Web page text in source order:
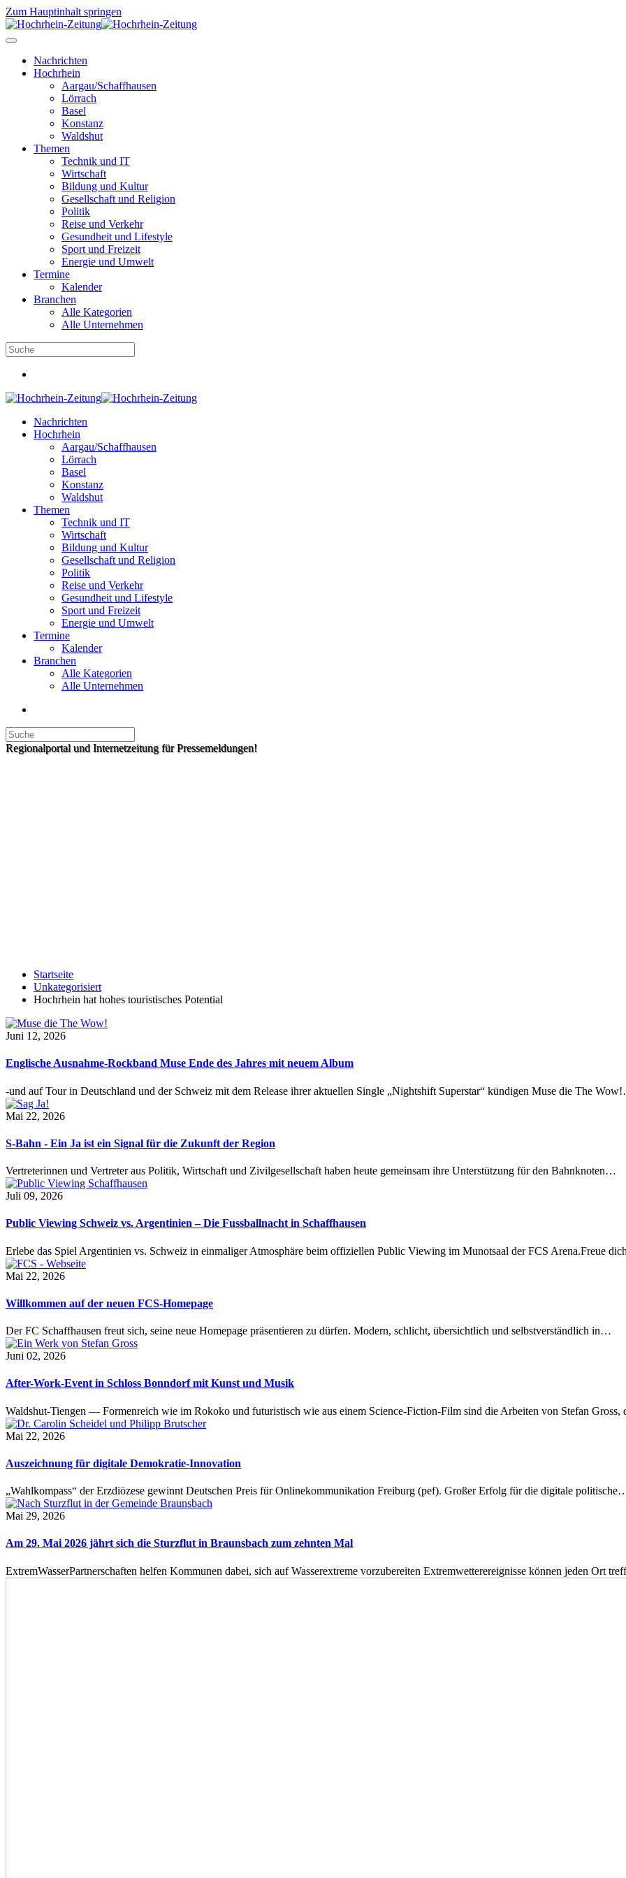
Zum Hauptinhalt springen
Nachrichten
Hochrhein
Aargau/Schaffhausen
Lörrach
Basel
Konstanz
Waldshut
Themen
Technik und IT
Wirtschaft
Bildung und Kultur
Gesellschaft und Religion
Politik
Reise und Verkehr
Gesundheit und Lifestyle
Sport und Freizeit
Energie und Umwelt
Termine
Kalender
Branchen
Alle Kategorien
Alle Unternehmen
Nachrichten
Hochrhein
Aargau/Schaffhausen
Lörrach
Basel
Konstanz
Waldshut
Themen
Technik und IT
Wirtschaft
Bildung und Kultur
Gesellschaft und Religion
Politik
Reise und Verkehr
Gesundheit und Lifestyle
Sport und Freizeit
Energie und Umwelt
Termine
Kalender
Branchen
Alle Kategorien
Alle Unternehmen
Regionalportal und Internetzeitung für Pressemeldungen!
Startseite
Unkategorisiert
Hochrhein hat hohes touristisches Potential
Juni 12, 2026
Englische Ausnahme-Rockband Muse Ende des Jahres mit neuem Album
-und auf Tour in Deutschland und der Schweiz mit dem Release ihrer aktuellen Single „Nightshift Superstar“ kündigen Muse die The
Mai 22, 2026
S-Bahn - Ein Ja ist ein Signal für die Zukunft der Region
Vertreterinnen und Vertreter aus Politik, Wirtschaft und Zivilgesellschaft haben heute gemeinsam ihre Unterstützung für den Bahnknoten…
Juli 09, 2026
Public Viewing Schweiz vs. Argentinien – Die Fussballnacht in Schaffhausen
Erlebe das Spiel Argentinien vs. Schweiz in einmaliger Atmosphäre beim offiziellen Public Viewing im Munotsaal der FCS Arena.Freue
Mai 22, 2026
Willkommen auf der neuen FCS-Homepage
Der FC Schaffhausen freut sich, seine neue Homepage präsentieren zu dürfen. Modern, schlicht, übersichtlich und selbstverständlich in…
Juni 02, 2026
After-Work-Event in Schloss Bonndorf mit Kunst und Musik
Waldshut-Tiengen — Formenreich wie im Rokoko und futuristisch wie aus einem Science-Fiction-Film sind die Arbeiten von Stefan
Mai 22, 2026
Auszeichnung für digitale Demokratie-Innovation
„Wahlkompass“ der Erzdiözese gewinnt Deutschen Preis für Onlinekommunikation Freiburg (pef). Großer Erfolg für die digitale
Mai 29, 2026
Am 29. Mai 2026 jährt sich die Sturzflut in Braunsbach zum zehnten Mal
ExtremWasserPartnerschaften helfen Kommunen dabei, sich auf Wasserextreme vorzubereiten Extremwetterereignisse können jeden Ort